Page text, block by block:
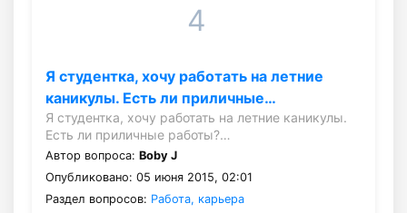
4
Я студентка, хочу работать на летние
каникулы. Есть ли приличные…
Я студентка, хочу работать на летние каникулы.
Есть ли приличные работы?…
Автор вопроса: Boby J
Опубликовано: 05 июня 2015, 02:01
Раздел вопросов: Работа, карьера